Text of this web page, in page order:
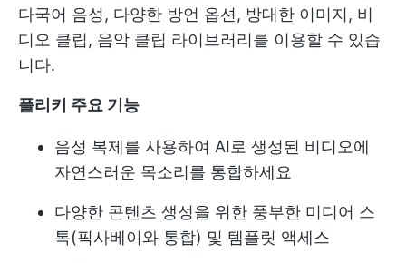
다국어 음성, 다양한 방언 옵션, 방대한 이미지, 비
디오 클립, 음악 클립 라이브러리를 이용할 수 있습
니다.
플리키 주요 기능
음성 복제를 사용하여 AI로 생성된 비디오에
자연스러운 목소리를 통합하세요
다양한 콘텐츠 생성을 위한 풍부한 미디어 스
톡(픽사베이와 통합) 및 템플릿 액세스